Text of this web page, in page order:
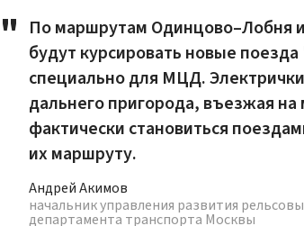
По маршрутам Одинцово–Лобня
будут курсировать новые
специально для МЦД.
дальнего пригорода, въезжая
фактически становиться
их маршруту.
Андрей Акимов
начальник управления развития
департамента транспорта Москвы